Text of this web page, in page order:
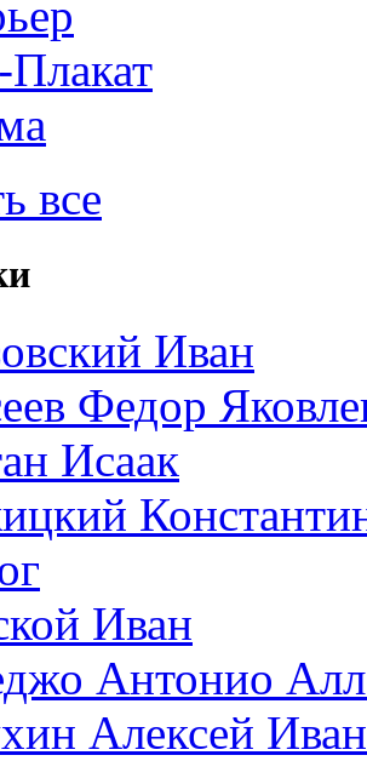
Плакат
все
Иван
Федор
Исаак
Иван
Антонио
Алексей